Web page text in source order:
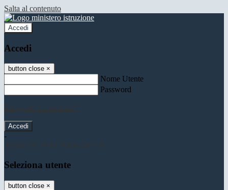
Salta al contenuto
Accedi
Accedi
button close ×
Nome Utente
Password
-
Seleziona utente
button close ×